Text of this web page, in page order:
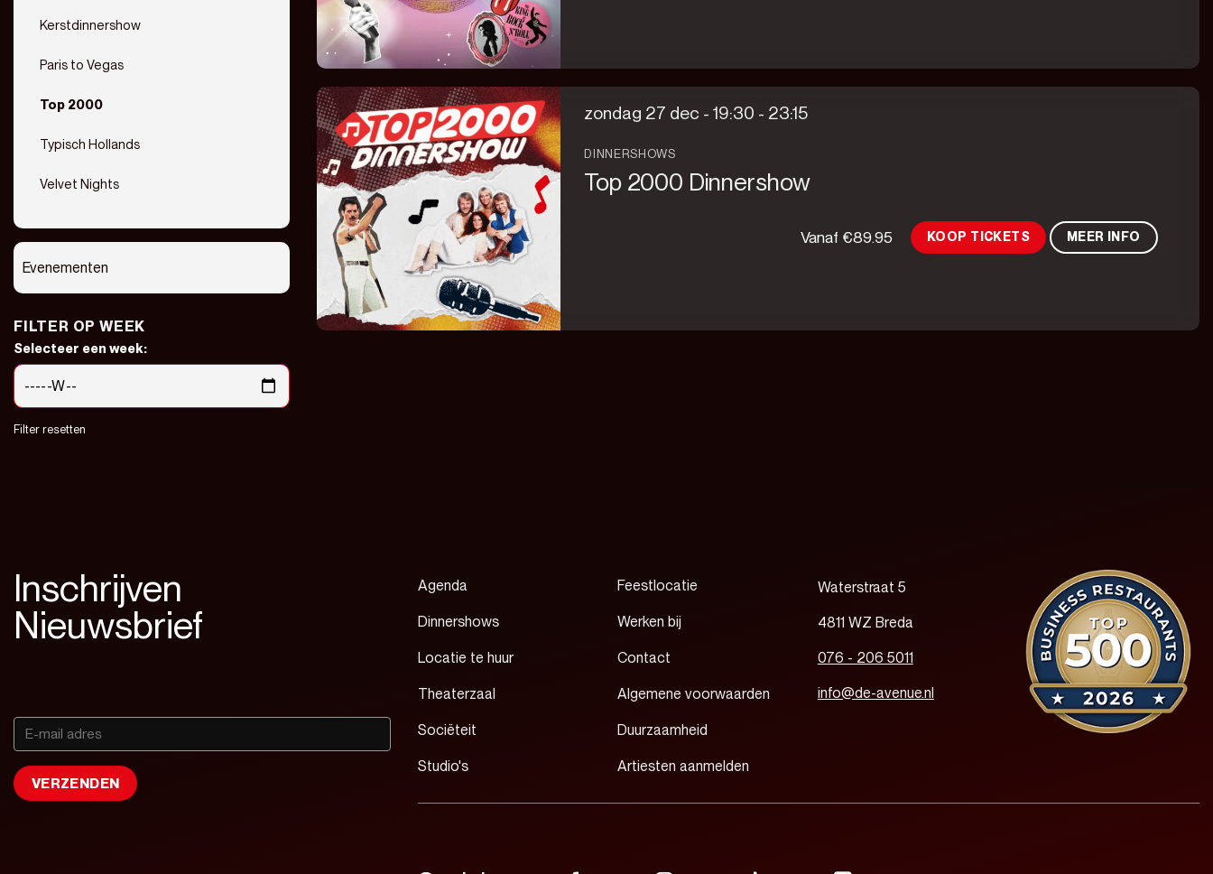
Kerstdinnershow
Paris to Vegas
Top 2000
Typisch Hollands
Velvet Nights
Evenementen
FILTER OP WEEK
Selecteer een week:
Filter resetten
zondag 27 dec -19:30 - 23:15
DINNERSHOWS
Top 2000 Dinnershow
Vanaf €89.95 KOOP TICKETS MEER INFO
Inschrijven
Nieuwsbrief
Agenda
Dinnershows
Locatie te huur
Theaterzaal
Sociëteit
Studio's
Feestlocatie
Werken bij
Contact
Algemene voorwaarden
Duurzaamheid
Artiesten aanmelden
Waterstraat 5
4811 WZ Breda
076 - 206 5011
info@de-avenue.nl